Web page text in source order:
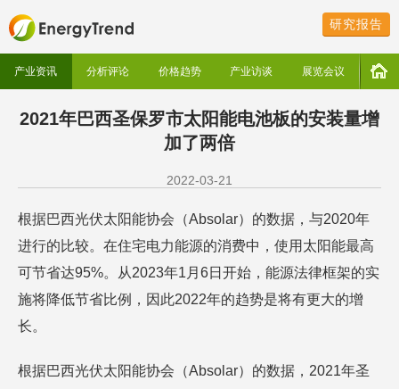
研究报告
产业资讯 分析评论 价格趋势 产业访谈 展览会议
2021年巴西圣保罗市太阳能电池板的安装量增
加了两倍
2022-03-21
根据巴西光伏太阳能协会（Absolar）的数据，与2020年
进行的比较。在住宅电力能源的消费中，使用太阳能最高
可节省达95%。从2023年1月6日开始，能源法律框架的实
施将降低节省比例，因此2022年的趋势是将有更大的增
长。
根据巴西光伏太阳能协会（Absolar）的数据，2021年圣